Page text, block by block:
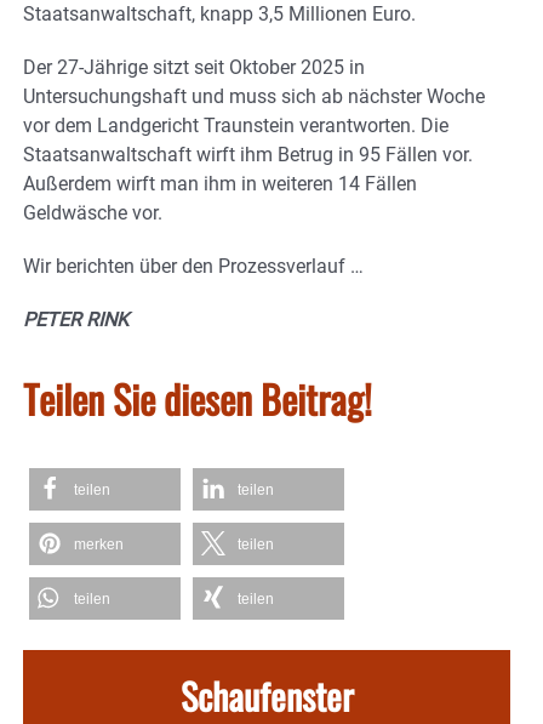
Staatsanwaltschaft, knapp 3,5 Millionen Euro.
Der 27-Jährige sitzt seit Oktober 2025 in
Untersuchungshaft und muss sich ab nächster Woche
vor dem Landgericht Traunstein verantworten. Die
Staatsanwaltschaft wirft ihm Betrug in 95 Fällen vor.
Außerdem wirft man ihm in weiteren 14 Fällen
Geldwäsche vor.
Wir berichten über den Prozessverlauf …
PETER RINK
Teilen Sie diesen Beitrag!
teilen teilen
merken teilen
teilen teilen
Schaufenster